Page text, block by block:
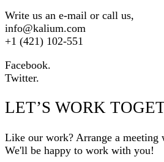
Write us an e-mail or call us,
info@kalium.com
+1 (421) 102-551
Facebook.
Twitter.
LET’S WORK
Like our work? Arrange a meeting
We'll be happy to work with you!